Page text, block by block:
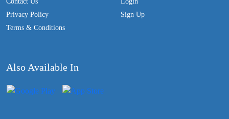
Privacy Policy
Terms & Conditions
Sign Up
Also Available In